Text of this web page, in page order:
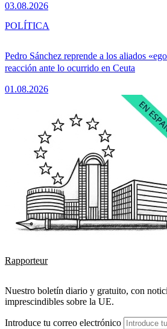
03.08.2026
Pedro Sánchez reprende a los aliados
reacción ante lo ocurrido en Ceuta
01.08.2026
POLÍTICA
Rapporteur
Nuestro boletín diario y gratuito, con
imprescindibles sobre la UE.
Introduce tu correo electrónico